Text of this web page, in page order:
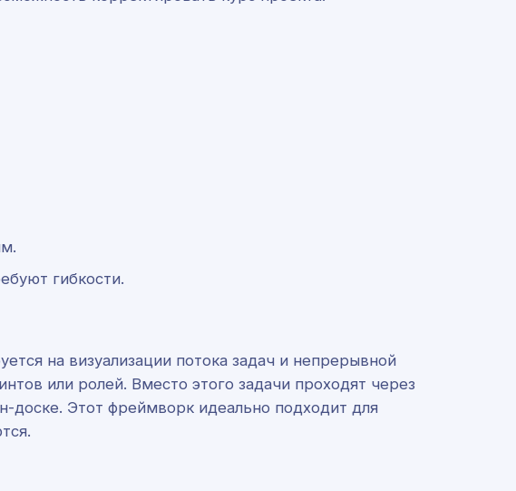
гибкости.
на визуализации потока задач и непрерывной
или ролей. Вместо этого задачи проходят через
доске. Этот фреймворк идеально подходит для